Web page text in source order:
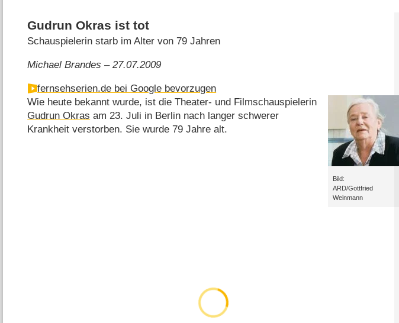
Gudrun Okras ist tot
Schauspielerin starb im Alter von 79 Jahren
Michael Brandes – 27.07.2009
fernsehserien.de bei Google bevorzugen
Bild:
ARD/Gottfried
Weinmann
Wie heute bekannt wurde, ist die Theater- und Filmschauspielerin
Gudrun Okras am 23. Juli in Berlin nach langer schwerer
Krankheit verstorben. Sie wurde 79 Jahre alt.